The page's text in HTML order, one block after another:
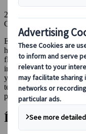
22 jul 2026 (Actualizado)
Consejos de viaje para
El clima y las estaciones
hacen del país un destino
floración de los cerezos
invierno, cada temporada
y tradiciones
temperaturas
para elegir la mejor
Índice